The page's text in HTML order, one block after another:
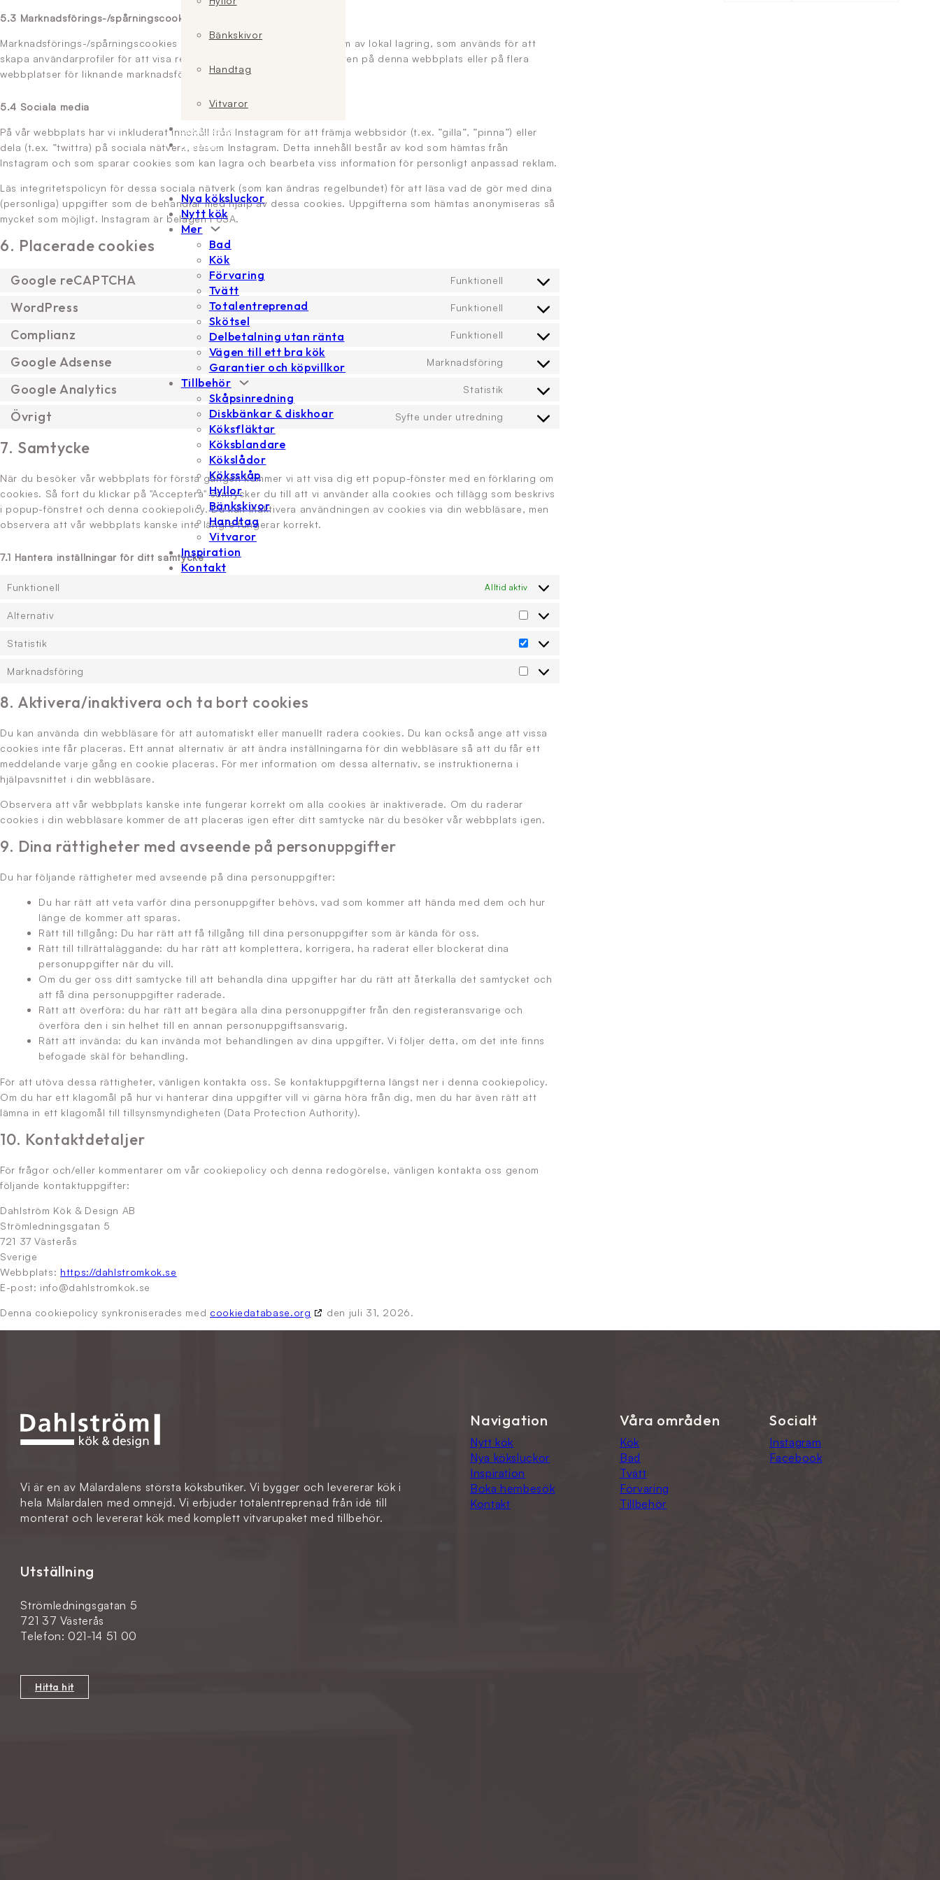
Bänkskivor
Handtag
Vitvaror
Inspiration
Kontakt
Nya köksluckor
Nytt kök
Mer
Bad
Kök
Förvaring
Tvätt
Totalentreprenad
Skötsel
Delbetalning utan ränta
Vägen till ett bra kök
Garantier och köpvillkor
Tillbehör
Skåpsinredning
Diskbänkar & diskhoar
Köksfläktar
Köksblandare
Kökslådor
Köksskåp
Hyllor
Bänkskivor
Handtag
Vitvaror
Inspiration
Kontakt
5.3 Marknadsförings-/spårningscookies
Marknadsförings-/spårningscookies är cookies eller någon annan form av lokal lagring, som används för att
skapa användarprofiler för att visa reklam eller för att spåra användaren på denna webbplats eller på flera
webbplatser för liknande marknadsföringsändamål.
5.4 Sociala media
På vår webbplats har vi inkluderat innehåll från Instagram för att främja webbsidor (t.ex. ”gilla”, ”pinna”) eller
dela (t.ex. ”twittra) på sociala nätverk, såsom Instagram. Detta innehåll består av kod som hämtas från
Instagram och som sparar cookies som kan lagra och bearbeta viss information för personligt anpassad reklam.
Läs integritetspolicyn för dessa sociala nätverk (som kan ändras regelbundet) för att läsa vad de gör med dina
(personliga) uppgifter som de behandlar med hjälp av dessa cookies. Uppgifterna som hämtas anonymiseras så
mycket som möjligt. Instagram är belägen i USA.
6. Placerade cookies
Google reCAPTCHA Funktionell Consent to service google-recaptcha
WordPress Funktionell Consent to service wordpress
Complianz Funktionell Consent to service complianz
Google Adsense Marknadsföring Consent to service google-adsense
Google Analytics Statistik Consent to service google-analytics
Övrigt Syfte under utredning Consent to service Övrigt
7. Samtycke
När du besöker vår webbplats för första gången kommer vi att visa dig ett popup-fönster med en förklaring om
cookies. Så fort du klickar på "Acceptera" samtycker du till att vi använder alla cookies och tillägg som beskrivs
i popup-fönstret och denna cookiepolicy. Du kan inaktivera användningen av cookies via din webbläsare, men
observera att vår webbplats kanske inte längre fungerar korrekt.
7.1 Hantera inställningar för ditt samtycke
Funktionell Alltid aktiv
Alternativ
Alternativ
Statistik
Statistik
Marknadsföring
Marknadsföring
8. Aktivera/inaktivera och ta bort cookies
Du kan använda din webbläsare för att automatiskt eller manuellt radera cookies. Du kan också ange att vissa
cookies inte får placeras. Ett annat alternativ är att ändra inställningarna för din webbläsare så att du får ett
meddelande varje gång en cookie placeras. För mer information om dessa alternativ, se instruktionerna i
hjälpavsnittet i din webbläsare.
Observera att vår webbplats kanske inte fungerar korrekt om alla cookies är inaktiverade. Om du raderar
cookies i din webbläsare kommer de att placeras igen efter ditt samtycke när du besöker vår webbplats igen.
9. Dina rättigheter med avseende på personuppgifter
Du har följande rättigheter med avseende på dina personuppgifter:
Du har rätt att veta varför dina personuppgifter behövs, vad som kommer att hända med dem och hur
länge de kommer att sparas.
Rätt till tillgång: Du har rätt att få tillgång till dina personuppgifter som är kända för oss.
Rätt till tillrättaläggande: du har rätt att komplettera, korrigera, ha raderat eller blockerat dina
personuppgifter när du vill.
Om du ger oss ditt samtycke till att behandla dina uppgifter har du rätt att återkalla det samtycket och
att få dina personuppgifter raderade.
Rätt att överföra: du har rätt att begära alla dina personuppgifter från den registeransvarige och
överföra den i sin helhet till en annan personuppgiftsansvarig.
Rätt att invända: du kan invända mot behandlingen av dina uppgifter. Vi följer detta, om det inte finns
befogade skäl för behandling.
För att utöva dessa rättigheter, vänligen kontakta oss. Se kontaktuppgifterna längst ner i denna cookiepolicy.
Om du har ett klagomål på hur vi hanterar dina uppgifter vill vi gärna höra från dig, men du har även rätt att
lämna in ett klagomål till tillsynsmyndigheten (Data Protection Authority).
10. Kontaktdetaljer
För frågor och/eller kommentarer om vår cookiepolicy och denna redogörelse, vänligen kontakta oss genom
följande kontaktuppgifter:
Dahlström Kök & Design AB
Strömledningsgatan 5
721 37 Västerås
Sverige
Webbplats: https://dahlstromkok.se
E-post: info@dahlstromkok.se
Denna cookiepolicy synkroniserades med cookiedatabase.org den juli 31, 2026.
Vi är en av Mälardalens största köksbutiker. Vi bygger och levererar kök i
hela Mälardalen med omnejd. Vi erbjuder totalentreprenad från idé till
monterat och levererat kök med komplett vitvarupaket med tillbehör.
Utställning
Strömledningsgatan 5
721 37 Västerås
Telefon: 021-14 51 00
Hitta hit
Navigation
Nytt kök
Nya köksluckor
Inspiration
Boka hembesök
Kontakt
Våra områden
Kök
Bad
Tvätt
Förvaring
Tillbehör
Socialt
Instagram
Facebook